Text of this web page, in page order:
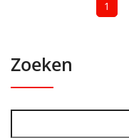
1
Zoeken